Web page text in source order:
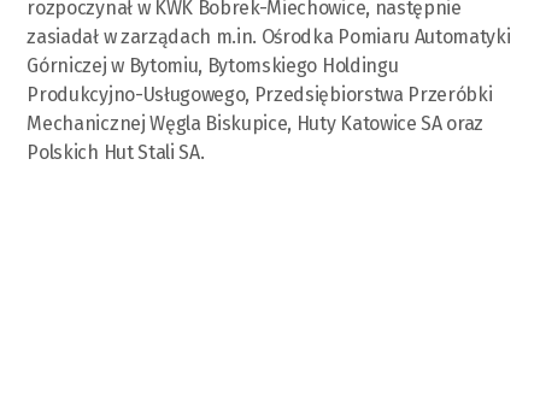
rozpoczynał w KWK Bobrek-Miechowice, następnie
zasiadał w zarządach m.in. Ośrodka Pomiaru Automatyki
Górniczej w Bytomiu, Bytomskiego Holdingu
Produkcyjno-Usługowego, Przedsiębiorstwa Przeróbki
Mechanicznej Węgla Biskupice, Huty Katowice SA oraz
Polskich Hut Stali SA.